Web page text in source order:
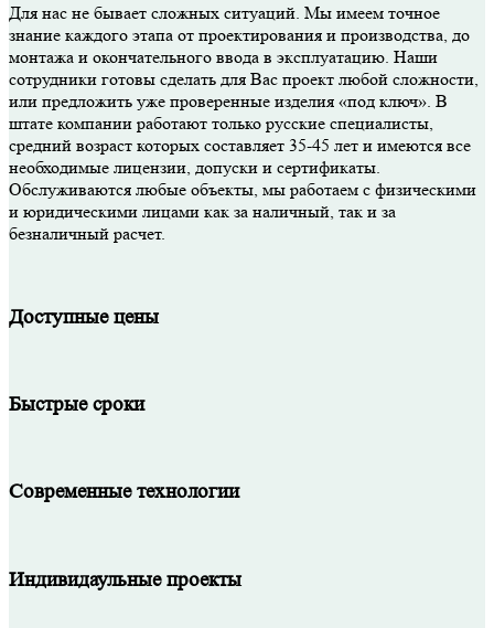
Для нас не бывает сложных ситуаций. Мы имеем точное
знание каждого этапа от проектирования и производства, до
монтажа и окончательного ввода в эксплуатацию. Наши
сотрудники готовы сделать для Вас проект любой сложности,
или предложить уже проверенные изделия «под ключ». В
штате компании работают только русские специалисты,
средний возраст которых составляет 35-45 лет и имеются все
необходимые лицензии, допуски и сертификаты.
Обслуживаются любые объекты, мы работаем с физическими
и юридическими лицами как за наличный, так и за
безналичный расчет.
Доступные цены
Быстрые сроки
Современные технологии
Индивидаульные проекты